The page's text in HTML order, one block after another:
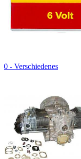
0 - Verschiedenes